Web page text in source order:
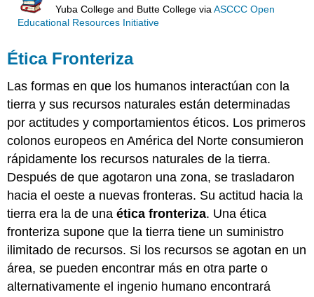
Yuba College and Butte College viaASCCC Open
Educational Resources Initiative
Ética Fronteriza
Las formas en que los humanos interactúan con la
tierra y sus recursos naturales están determinadas
por actitudes y comportamientos éticos. Los primeros
colonos europeos en América del Norte consumieron
rápidamente los recursos naturales de la tierra.
Después de que agotaron una zona, se trasladaron
hacia el oeste a nuevas fronteras. Su actitud hacia la
tierra era la de unaética fronteriza. Una ética
fronteriza supone que la tierra tiene un suministro
ilimitado de recursos. Si los recursos se agotan en un
área, se pueden encontrar más en otra parte o
alternativamente el ingenio humano encontrará